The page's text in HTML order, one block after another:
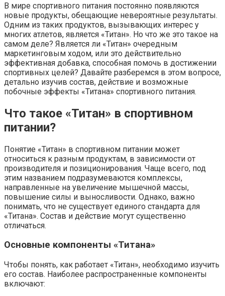
В мире спортивного питания постоянно появляются
новые продукты, обещающие невероятные результаты.
Одним из таких продуктов, вызывающих интерес у
многих атлетов, является «Титан». Но что же это такое на
самом деле? Является ли «Титан» очередным
маркетинговым ходом, или это действительно
эффективная добавка, способная помочь в достижении
спортивных целей? Давайте разберемся в этом вопросе,
детально изучив состав, действие и возможные
побочные эффекты «Титана» спортивного питания.
Что такое «Титан» в спортивном
питании?
Понятие «Титан» в спортивном питании может
относиться к разным продуктам, в зависимости от
производителя и позиционирования. Чаще всего, под
этим названием подразумеваются комплексы,
направленные на увеличение мышечной массы,
повышение силы и выносливости. Однако, важно
понимать, что не существует единого стандарта для
«Титана». Состав и действие могут существенно
отличаться.
Основные компоненты «Титана»
Чтобы понять, как работает «Титан», необходимо изучить
его состав. Наиболее распространенные компоненты
включают: